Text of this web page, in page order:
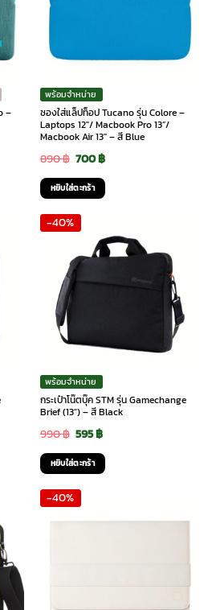
–
พร้อมจำหน่าย
ซองใส่แล็ปท็อป Tucano รุ่น Colore –
Laptops 12″/ Macbook Pro 13”/
Macbook Air 13″ – สี Blue
890฿ Original
price
was:
890 ฿.
700฿Current
price
หยิบใส่ตะกร้า
-40%
พร้อมจำหน่าย
กระเป๋าโน๊ตบุ๊ค STM รุ่น Gamechange
Brief (13″) – สี Black
990฿ Original
price
was:
990 ฿.
595฿Current
price
is:
หยิบใส่ตะกร้า
-40%